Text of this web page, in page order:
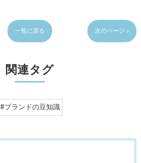
一覧に戻る 次のページ >
関連タグ
#ブランドの豆知識